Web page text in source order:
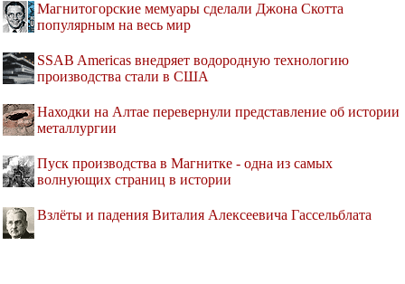
Магнитогорские мемуары сделали Джона Скотта
популярным на весь мир
SSAB Americas внедряет водородную технологию
производства стали в США
Находки на Алтае перевернули представление об истории
металлургии
Пуск производства в Магнитке - одна из самых
волнующих страниц в истории
Взлёты и падения Виталия Алексеевича Гассельблата